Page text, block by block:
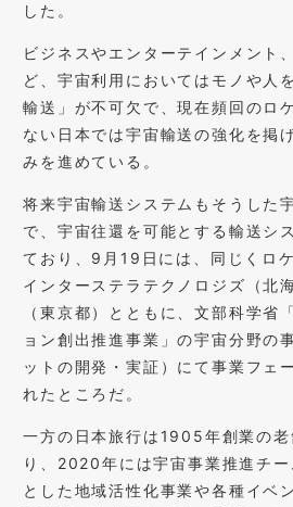
した。
ビジネスやエンターテインメント
ど、宇宙利用においてはモノや人
輸送」が不可欠で、現在頻回のロ
ない日本では宇宙輸送の強化を掲
みを進めている。
将来宇宙輸送システムもそうした
で、宇宙往還を可能とする輸送シ
ており、9月19日には、同じくロ
インターステラテクノロジズ（北
（東京都）とともに、文部科学省
ョン創出推進事業」の宇宙分野の
ットの開発・実証）にて事業フェ
れたところだ。
一方の日本旅行は1905年創業の老
り、2020年には宇宙事業推進チ
とした地域活性化事業や各種イベ